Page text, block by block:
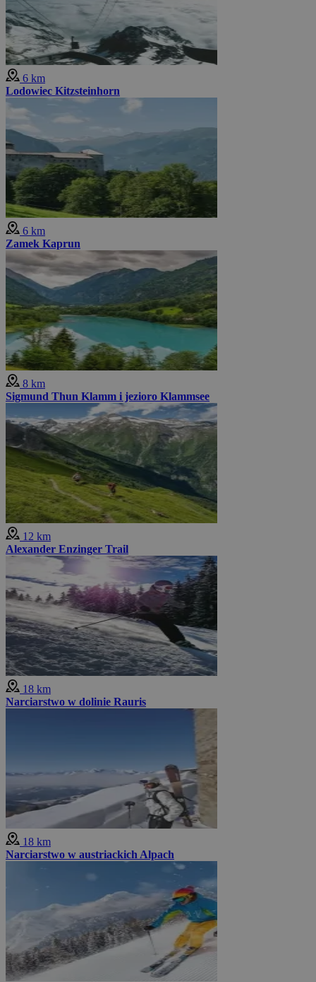
6 km
Lodowiec Kitzsteinhorn
6 km
Zamek Kaprun
8 km
Sigmund Thun Klamm i jezioro Klammsee
12 km
Alexander Enzinger Trail
18 km
Narciarstwo w dolinie Rauris
18 km
Narciarstwo w austriackich Alpach